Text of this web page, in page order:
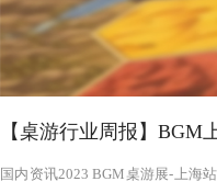
【桌游行业周报】
国内资讯2023 BGM桌游展-上海